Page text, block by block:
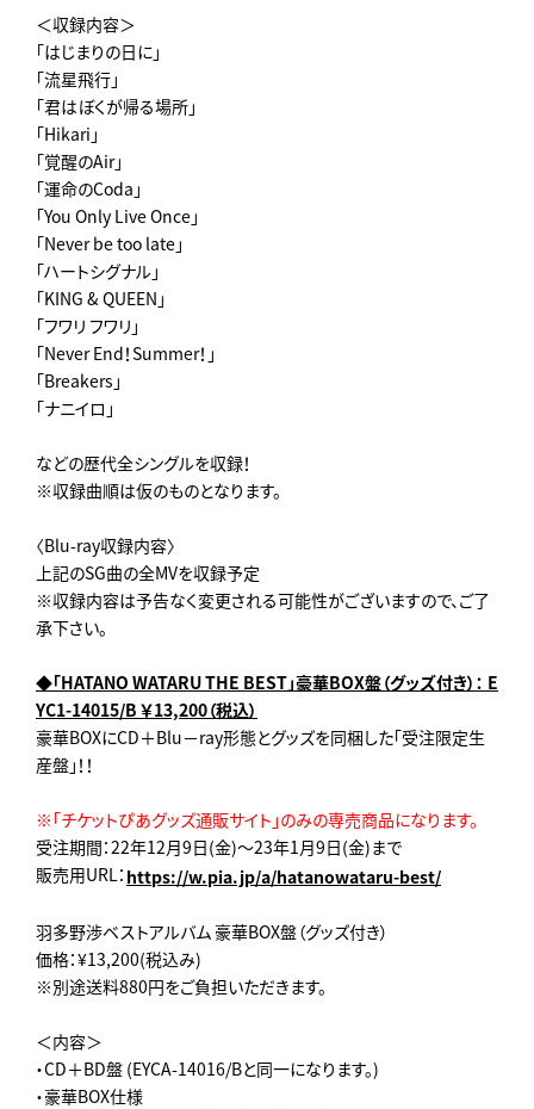
＜収録内容＞
「はじまりの日に」
「流星飛行」
「君はぼくが帰る場所」
「Hikari」
「覚醒のAir」
「運命のCoda」
「You Only Live Once」
「Never be too late」
「ハートシグナル」
「KING & QUEEN」
「フワリ フワリ」
「Never End！Summer！」
「Breakers」
「ナニイロ」
などの歴代全シングルを収録！
※収録曲順は仮のものとなります。
〈Blu-ray収録内容〉
上記のSG曲の全MVを収録予定
※収録内容は予告なく変更される可能性がございますので、ご了
承下さい。
◆「HATANO WATARU THE BEST」豪華BOX盤（グッズ付き）： E
YC1-14015/B ￥13,200（税込）
豪華BOXにCD＋Blu－ray形態とグッズを同梱した「受注限定生
産盤」！！
※「チケットぴあグッズ通販サイト」のみの専売商品になります。
受注期間：22年12月9日(金)～23年1月9日(金)まで
販売用URL： https://w.pia.jp/a/hatanowataru-best/
羽多野渉ベストアルバム 豪華BOX盤（グッズ付き）
価格：¥13,200(税込み)
※別途送料880円をご負担いただきます。
＜内容＞
・CD＋BD盤 (EYCA-14016/Bと同一になります。)
・豪華BOX仕様